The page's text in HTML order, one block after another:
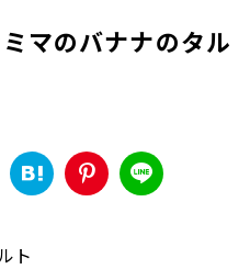
マのバナナのタル
ト